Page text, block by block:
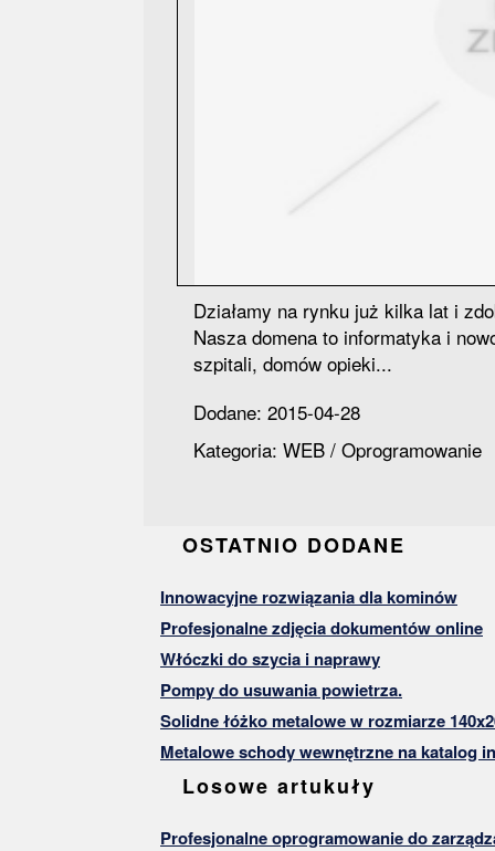
Działamy na rynku już kilka lat i
Nasza domena to informatyka i
szpitali, domów opieki...
Dodane: 2015-04-28
Kategoria: WEB / Oprogramowanie
OSTATNIO DODANE
Innowacyjne rozwiązania dla kominów
Profesjonalne zdjęcia dokumentów online
Włóczki do szycia i naprawy
Pompy do usuwania powietrza.
Solidne łóżko metalowe w rozmiarze
Metalowe schody wewnętrzne na katalog
Losowe artukuły
Profesjonalne oprogramowanie do